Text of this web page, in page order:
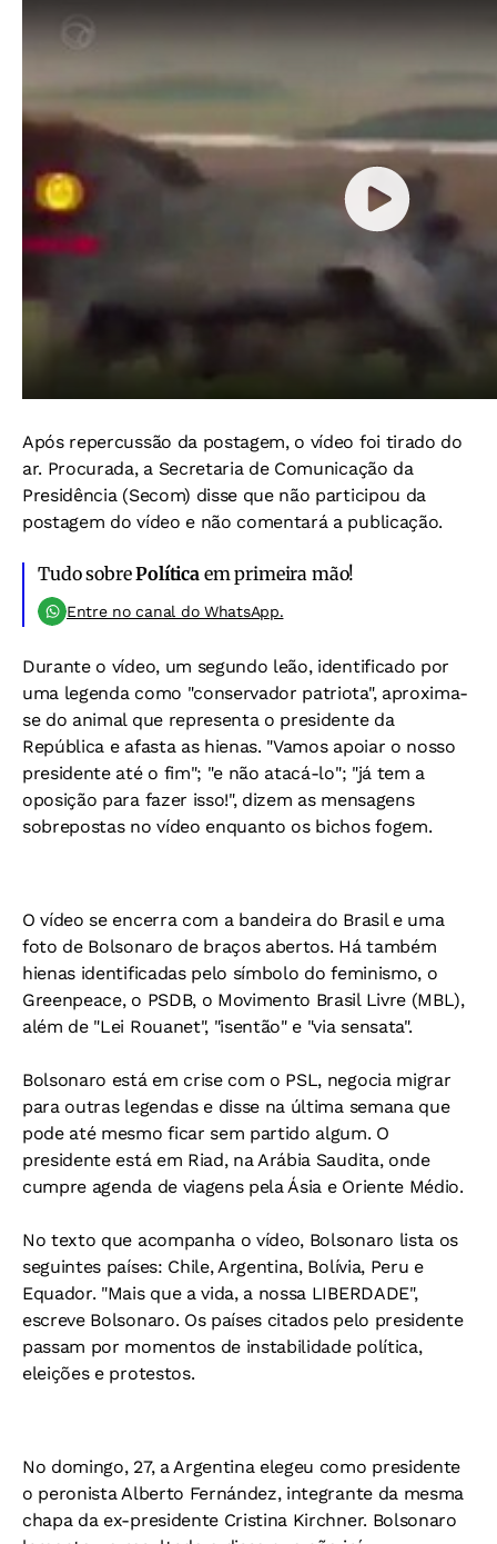
Após repercussão da postagem, o vídeo foi tirado do
ar. Procurada, a Secretaria de Comunicação da
Presidência (Secom) disse que não participou da
postagem do vídeo e não comentará a publicação.
Tudo sobrePolíticaem primeira mão!
Entre no canal do WhatsApp.
Durante o vídeo, um segundo leão, identificado por
uma legenda como "conservador patriota", aproxima-
se do animal que representa o presidente da
República e afasta as hienas. "Vamos apoiar o nosso
presidente até o fim"; "e não atacá-lo"; "já tem a
oposição para fazer isso!", dizem as mensagens
sobrepostas no vídeo enquanto os bichos fogem.
O vídeo se encerra com a bandeira do Brasil e uma
foto de Bolsonaro de braços abertos. Há também
hienas identificadas pelo símbolo do feminismo, o
Greenpeace, o PSDB, o Movimento Brasil Livre (MBL),
além de "Lei Rouanet", "isentão" e "via sensata".
Bolsonaro está em crise com o PSL, negocia migrar
para outras legendas e disse na última semana que
pode até mesmo ficar sem partido algum. O
presidente está em Riad, na Arábia Saudita, onde
cumpre agenda de viagens pela Ásia e Oriente Médio.
No texto que acompanha o vídeo, Bolsonaro lista os
seguintes países: Chile, Argentina, Bolívia, Peru e
Equador. "Mais que a vida, a nossa LIBERDADE",
escreve Bolsonaro. Os países citados pelo presidente
passam por momentos de instabilidade política,
eleições e protestos.
No domingo, 27, a Argentina elegeu como presidente
o peronista Alberto Fernández, integrante da mesma
chapa da ex-presidente Cristina Kirchner. Bolsonaro